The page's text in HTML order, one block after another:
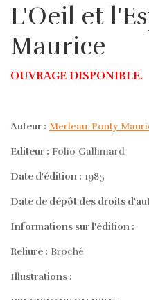
L'Oeil et
Maurice
OUVRAGE DISPONIBLE.
Auteur : Merleau-Ponty
Editeur : Folio Gallimard
Date d'édition : 1985
Date de dépôt des droits
Informations sur l'édition :
Reliure : Broché
Illustrations :